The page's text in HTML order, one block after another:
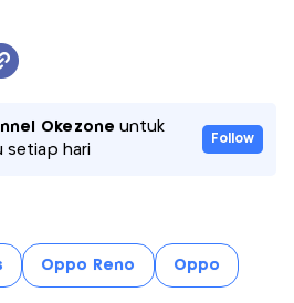
Okezone untuk
setiap hari
Follow
Oppo Reno Oppo